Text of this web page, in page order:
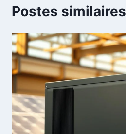
Postes similaires